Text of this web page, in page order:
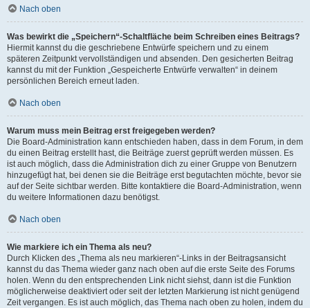
Nach oben
Was bewirkt die „Speichern“-Schaltfläche beim Schreiben eines Beitrags?
Hiermit kannst du die geschriebene Entwürfe speichern und zu einem
späteren Zeitpunkt vervollständigen und absenden. Den gesicherten Beitrag
kannst du mit der Funktion „Gespeicherte Entwürfe verwalten“ in deinem
persönlichen Bereich erneut laden.
Nach oben
Warum muss mein Beitrag erst freigegeben werden?
Die Board-Administration kann entschieden haben, dass in dem Forum, in dem
du einen Beitrag erstellt hast, die Beiträge zuerst geprüft werden müssen. Es
ist auch möglich, dass die Administration dich zu einer Gruppe von Benutzern
hinzugefügt hat, bei denen sie die Beiträge erst begutachten möchte, bevor sie
auf der Seite sichtbar werden. Bitte kontaktiere die Board-Administration, wenn
du weitere Informationen dazu benötigst.
Nach oben
Wie markiere ich ein Thema als neu?
Durch Klicken des „Thema als neu markieren“-Links in der Beitragsansicht
kannst du das Thema wieder ganz nach oben auf die erste Seite des Forums
holen. Wenn du den entsprechenden Link nicht siehst, dann ist die Funktion
möglicherweise deaktiviert oder seit der letzten Markierung ist nicht genügend
Zeit vergangen. Es ist auch möglich, das Thema nach oben zu holen, indem du